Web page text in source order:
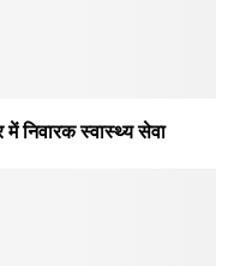
निवारक स्वास्थ्य सेवा